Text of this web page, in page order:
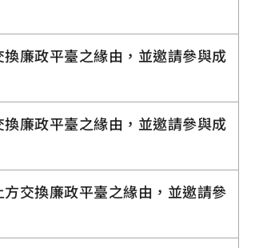
廉政平臺之緣由，並邀請參與成
廉政平臺之緣由，並邀請參與成
交換廉政平臺之緣由，並邀請參